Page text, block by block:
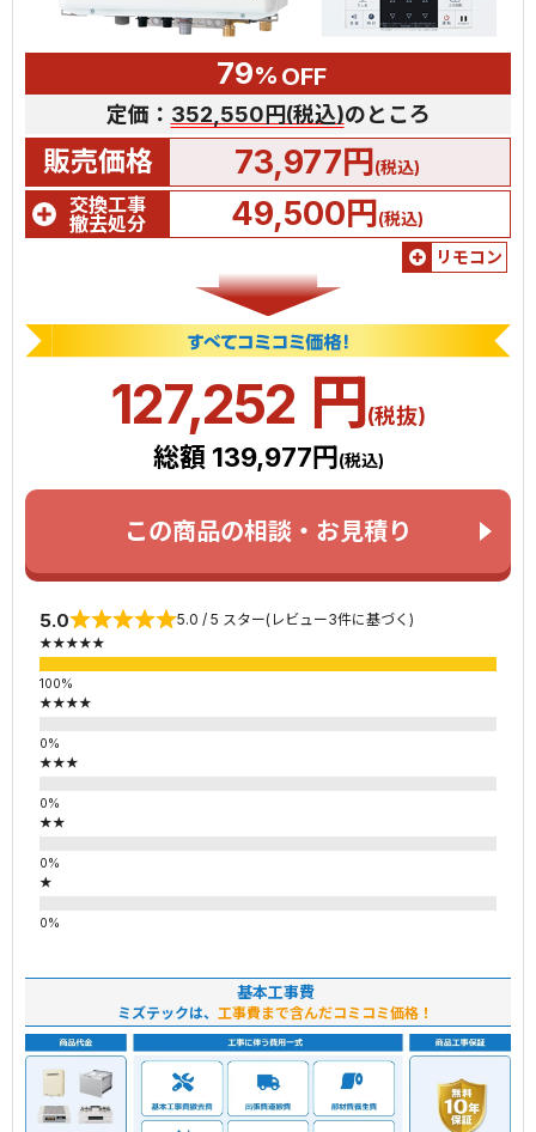
79% OFF
定価： 352,550円(税込)のところ
販売価格 73,977円(税込)
交換工事
撤去処分
49,500円(税込)
リモコン
127,252 円(税抜)
総額 139,977円 (税込)
この商品の相談・お見積り
5.0 5.0 / 5 スター(レビュー3件に基づく)
★★★★★
★★★★
★★★
★★
★
基本工事費
ミズテックは、 工事費まで含んだコミコミ価格！